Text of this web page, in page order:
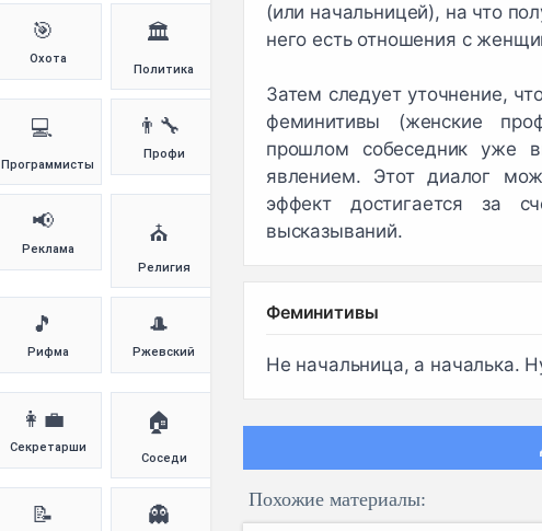
(или начальницей), на что
него есть отношения с
Затем следует уточнение,
феминитивы (женские
прошлом собеседник уже
явлением. Этот диалог
эффект достигается за
высказываний.
Феминитивы
Не начальница, а началька.
Похожие материалы:
🎯
Охота
🏛️
Политика
💻
Программисты
👨‍🔧
Профи
📢
Реклама
⛪
Религия
🎵
Рифма
🎩
Ржевский
👩‍💼
Секретарши
🏠
Соседи
📝 👻